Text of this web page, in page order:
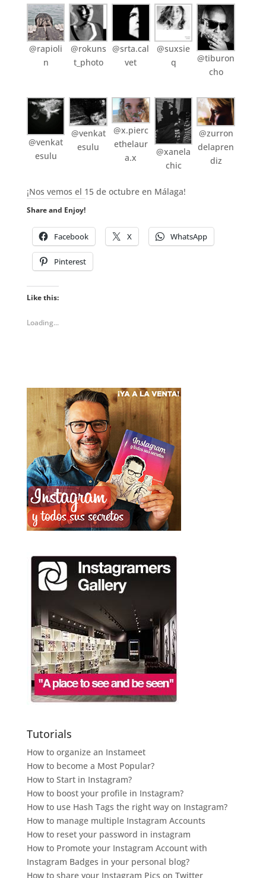
@rapioli
n
@rokuns
t_photo
@srta.cal
vet
@suxsie
q
@tiburon
cho
@venkat
esulu
@venkat
esulu
@x.pierc
ethelaur
a.x
@xanela
chic
@zurron
delapren
diz
¡Nos vemos el 15 de octubre en Málaga!
Share and Enjoy!
Facebook X WhatsApp
Pinterest
Like this:
Loading...
Tutorials
How to organize an Instameet
How to become a Most Popular?
How to Start in Instagram?
How to boost your profile in Instagram?
How to use Hash Tags the right way on Instagram?
How to manage multiple Instagram Accounts
How to reset your password in instagram
How to Promote your Instagram Account with
Instagram Badges in your personal blog?
How to share your Instagram Pics on Twitter